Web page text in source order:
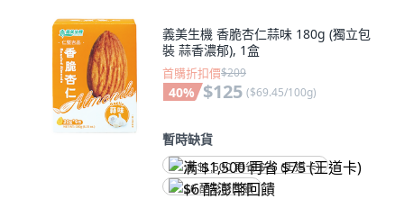
義美生機 香脆杏仁蒜味 180g (獨立包
裝 蒜香濃郁), 1盒
首購折扣價$209
40% $125 ($69.45/100g)
暫時缺貨
满 $1,500 再省 $75 (王道卡)
$6 酷澎幣回饋